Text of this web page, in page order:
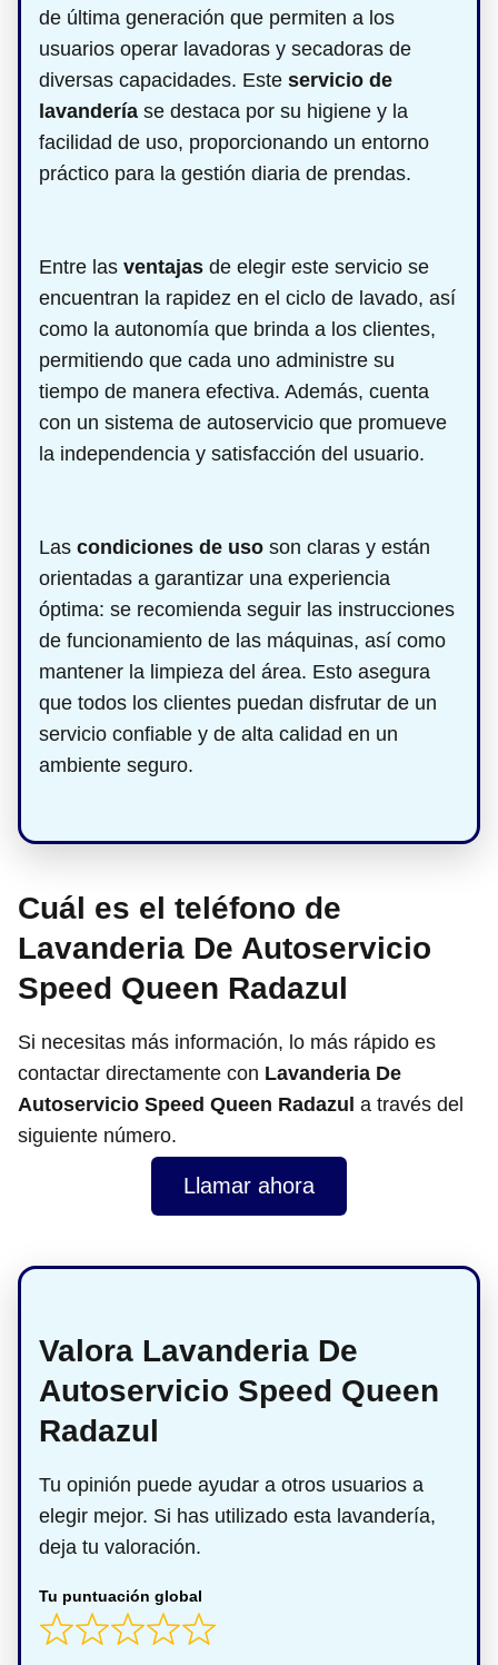
de última generación que permiten a los
usuarios operar lavadoras y secadoras de
diversas capacidades. Este servicio de
lavandería se destaca por su higiene y la
facilidad de uso, proporcionando un entorno
práctico para la gestión diaria de prendas.
Entre las ventajas de elegir este servicio se
encuentran la rapidez en el ciclo de lavado, así
como la autonomía que brinda a los clientes,
permitiendo que cada uno administre su
tiempo de manera efectiva. Además, cuenta
con un sistema de autoservicio que promueve
la independencia y satisfacción del usuario.
Las condiciones de uso son claras y están
orientadas a garantizar una experiencia
óptima: se recomienda seguir las instrucciones
de funcionamiento de las máquinas, así como
mantener la limpieza del área. Esto asegura
que todos los clientes puedan disfrutar de un
servicio confiable y de alta calidad en un
ambiente seguro.
Cuál es el teléfono de
Lavanderia De Autoservicio
Speed Queen Radazul
Si necesitas más información, lo más rápido es
contactar directamente con Lavanderia De
Autoservicio Speed Queen Radazul a través del
siguiente número.
Llamar ahora
Valora Lavanderia De
Autoservicio Speed Queen
Radazul
Tu opinión puede ayudar a otros usuarios a
elegir mejor. Si has utilizado esta lavandería,
deja tu valoración.
Tu puntuación global